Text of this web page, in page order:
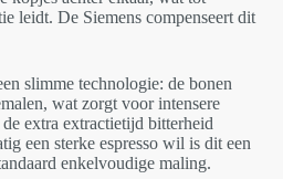
leidt. De Siemens compenseert dit
slimme technologie: de bonen
wat zorgt voor intensere
extra extractietijd bitterheid
een sterke espresso wil is dit een
enkelvoudige maling.